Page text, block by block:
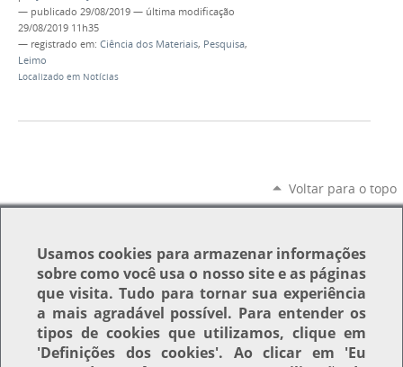
— publicado 29/08/2019 — última modificação
29/08/2019 11h35
— registrado em: Ciência dos Materiais, Pesquisa,
Leimo
Localizado em Notícias
Voltar para o topo
Usamoscookies para armazenar informações
sobre como você usa o nosso site e as páginas
que visita. Tudo para tornar sua experiência
a mais agradável possível. Para entender os
tipos de cookies que utilizamos, clique em
'Definições dos cookies'. Ao clicar em 'Eu